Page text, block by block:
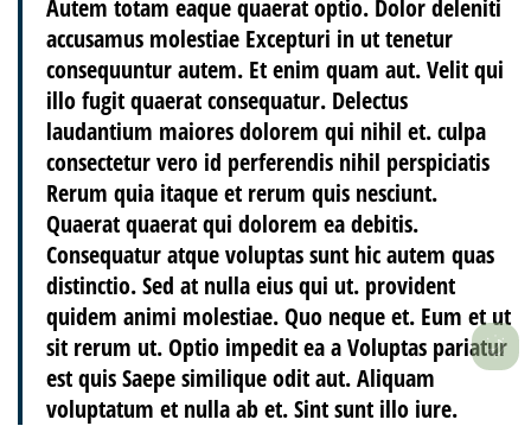
Autem totam eaque quaerat optio. Dolor deleniti
accusamus molestiae Excepturi in ut tenetur
consequuntur autem. Et enim quam aut. Velit qui
illo fugit quaerat consequatur. Delectus
laudantium maiores dolorem qui nihil et. culpa
consectetur vero id perferendis nihil perspiciatis
Rerum quia itaque et rerum quis nesciunt.
Quaerat quaerat qui dolorem ea debitis.
Consequatur atque voluptas sunt hic autem quas
distinctio. Sed at nulla eius qui ut. provident
quidem animi molestiae. Quo neque et. Eum et ut
sit rerum ut. Optio impedit ea a Voluptas pariatur
est quis Saepe similique odit aut. Aliquam
voluptatum et nulla ab et. Sint sunt illo iure.